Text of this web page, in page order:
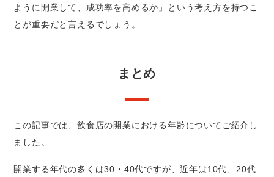
ように開業して、成功率を高めるか」という考え方を持つこ
とが重要だと言えるでしょう。
まとめ
この記事では、飲食店の開業における年齢についてご紹介し
ました。
開業する年代の多くは30・40代ですが、近年は10代、20代